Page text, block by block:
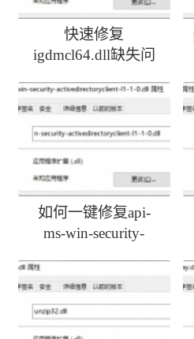
快速修复
igdmcl64.dll缺失问
如何一键修复api-
ms-win-security-